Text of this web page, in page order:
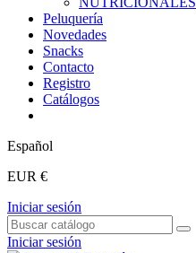
Peluquería
Novedades
Snacks
Contacto
Registro
Catálogos
Español
EUR €
Iniciar sesión
Iniciar sesión